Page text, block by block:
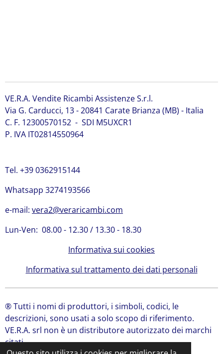
VE.R.A. Vendite Ricambi Assistenze S.r.l.
Via G. Carducci, 13 - 20841 Carate Brianza (MB) - Italia
C. F. 12300570152 - SDI M5UXCR1
P. IVA IT02814550964
Tel. +39 0362915144
Whatsapp 3274193566
e-mail: vera2@veraricambi.com
Lun-Ven: 08.00 - 12.30 / 13.30 - 18.30
Informativa sui cookies
Informativa sul trattamento dei dati personali
® Tutti i nomi di produttori, i simboli, codici, le
descrizioni, sono usati a solo scopo di riferimento.
VE.R.A. srl non è un distributore autorizzato dei marchi
citati.